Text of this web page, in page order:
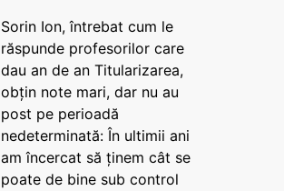
Sorin Ion, întrebat cum le
răspunde profesorilor care
dau an de an Titularizarea,
obțin note mari, dar nu au
post pe perioadă
nedeterminată: În ultimii ani
am încercat să ținem cât se
poate de bine sub control